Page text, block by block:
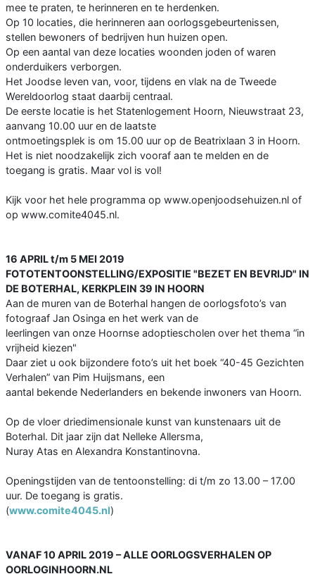
mee te praten, te herinneren en te herdenken.
Op 10 locaties, die herinneren aan oorlogsgebeurtenissen,
stellen bewoners of bedrijven hun huizen open.
Op een aantal van deze locaties woonden joden of waren
onderduikers verborgen.
Het Joodse leven van, voor, tijdens en vlak na de Tweede
Wereldoorlog staat daarbij centraal.
De eerste locatie is het Statenlogement Hoorn, Nieuwstraat 23,
aanvang 10.00 uur en de laatste
ontmoetingsplek is om 15.00 uur op de Beatrixlaan 3 in Hoorn.
Het is niet noodzakelijk zich vooraf aan te melden en de
toegang is gratis. Maar vol is vol!
Kijk voor het hele programma op www.openjoodsehuizen.nl of
op www.comite4045.nl.
16 APRIL t/m 5 MEI 2019
FOTOTENTOONSTELLING/EXPOSITIE "BEZET EN BEVRIJD" IN
DE BOTERHAL, KERKPLEIN 39 IN HOORN
Aan de muren van de Boterhal hangen de oorlogsfoto’s van
fotograaf Jan Osinga en het werk van de
leerlingen van onze Hoornse adoptiescholen over het thema “in
vrijheid kiezen"
Daar ziet u ook bijzondere foto’s uit het boek “40-45 Gezichten
Verhalen” van Pim Huijsmans, een
aantal bekende Nederlanders en bekende inwoners van Hoorn.
Op de vloer driedimensionale kunst van kunstenaars uit de
Boterhal. Dit jaar zijn dat Nelleke Allersma,
Nuray Atas en Alexandra Konstantinovna.
Openingstijden van de tentoonstelling: di t/m zo 13.00 – 17.00
uur. De toegang is gratis.
(www.comite4045.nl)
VANAF 10 APRIL 2019 – ALLE OORLOGSVERHALEN OP
OORLOGINHOORN.NL